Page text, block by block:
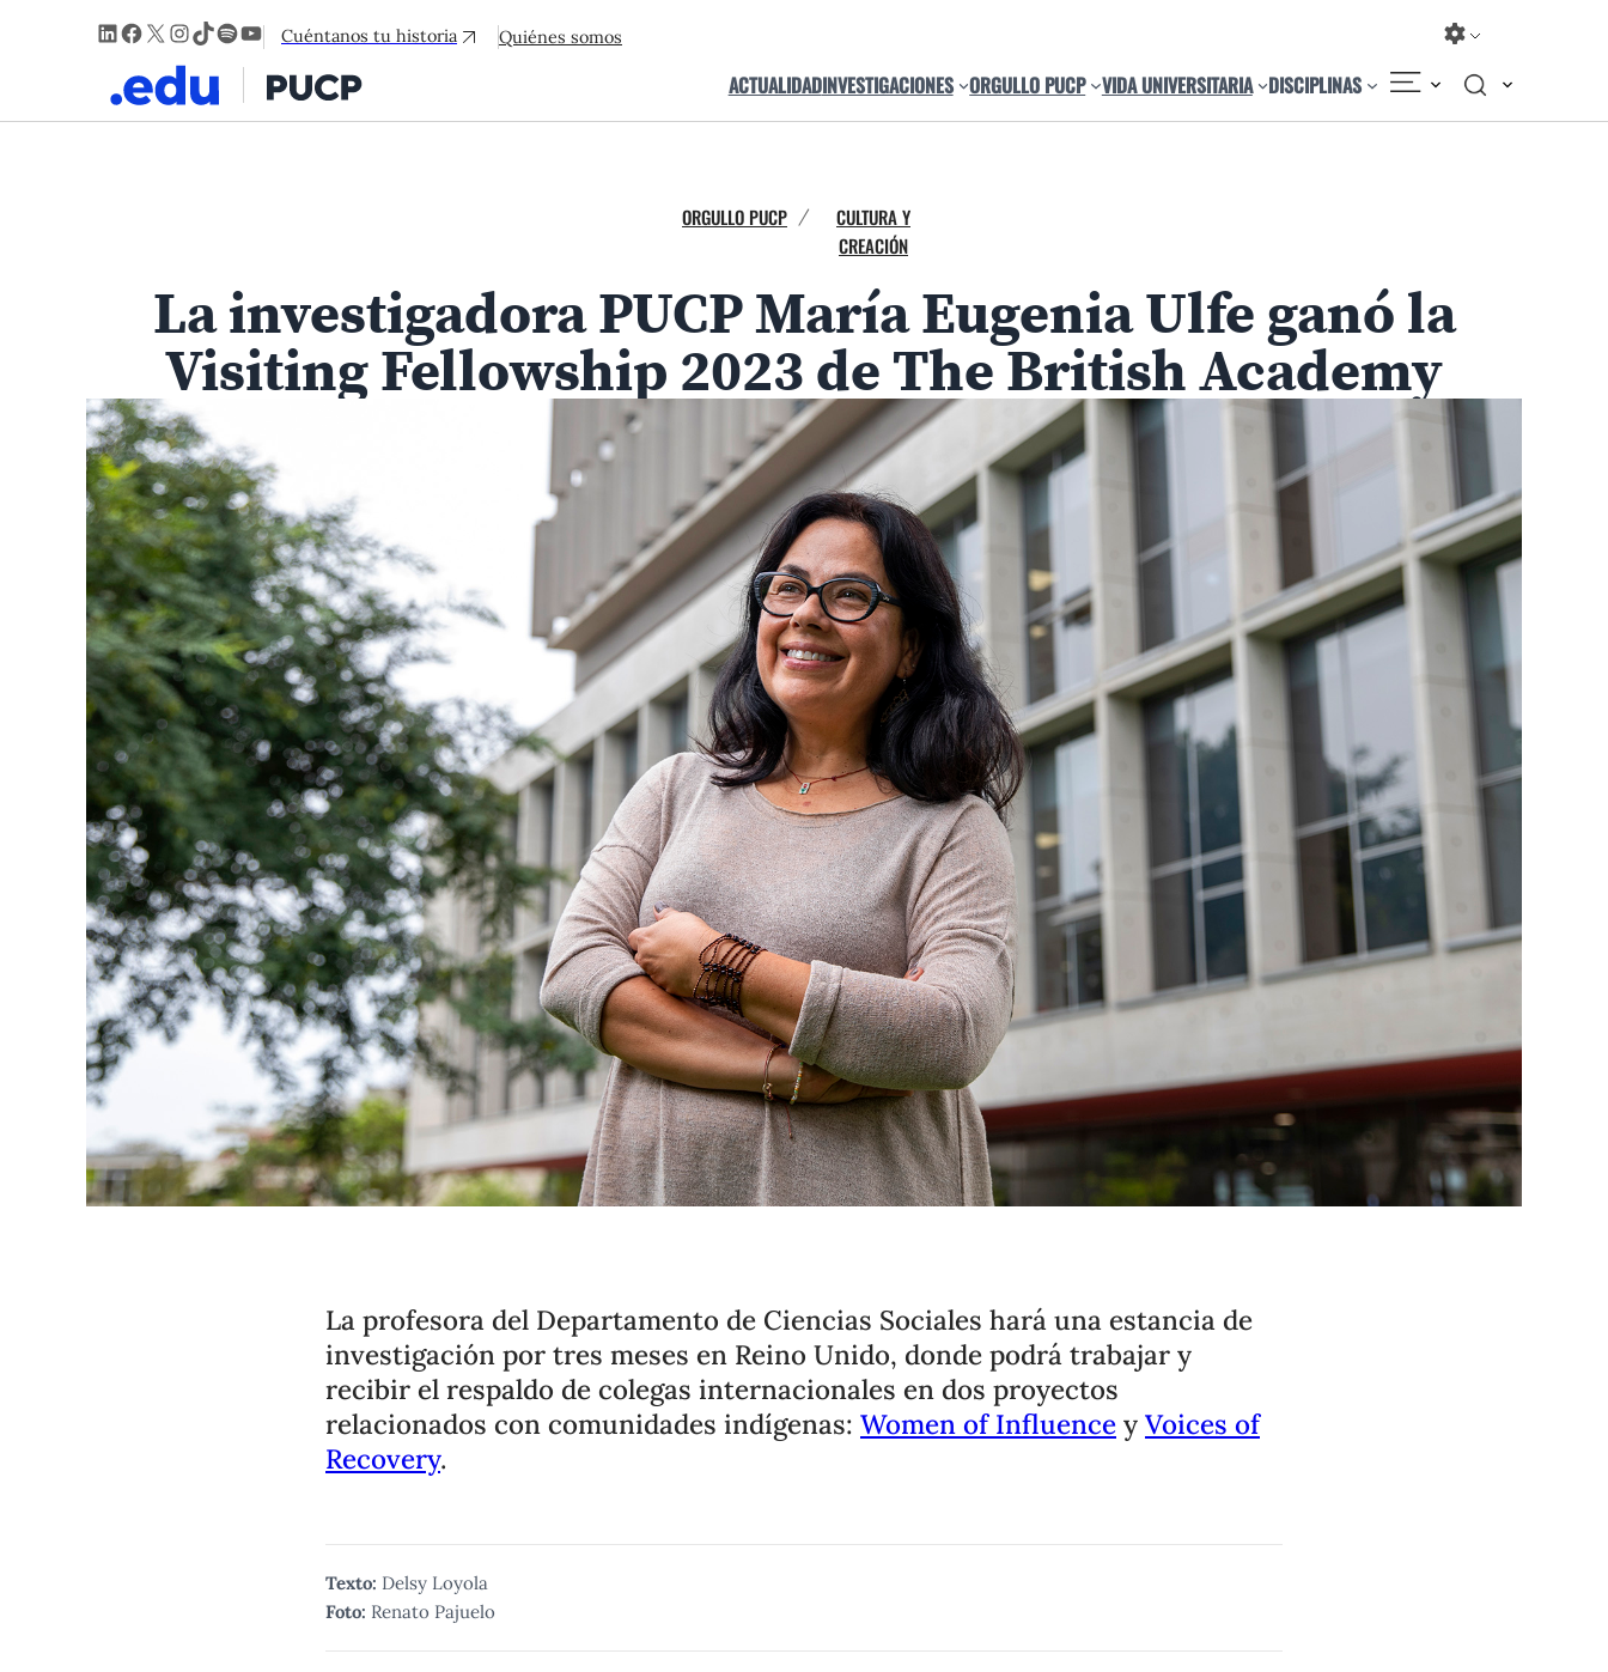
LinkedIn
Facebook
X Instagram
TikTok
Spotify
YouTube
Cuéntanos tu historia Quiénes somos
ACTUALIDADINVESTIGACIONES ORGULLO PUCP VIDA UNIVERSITARIA DISCIPLINAS
ORGULLO PUCP /
CULTURA Y
CREACIÓN
La investigadora PUCP María Eugenia Ulfe ganó la
Visiting Fellowship 2023 de The British Academy
La profesora del Departamento de Ciencias Sociales hará una estancia de
investigación por tres meses en Reino Unido, donde podrá trabajar y
recibir el respaldo de colegas internacionales en dos proyectos
relacionados con comunidades indígenas: Women of Influence y Voices of
Recovery.
Texto: Delsy Loyola
Foto: Renato Pajuelo